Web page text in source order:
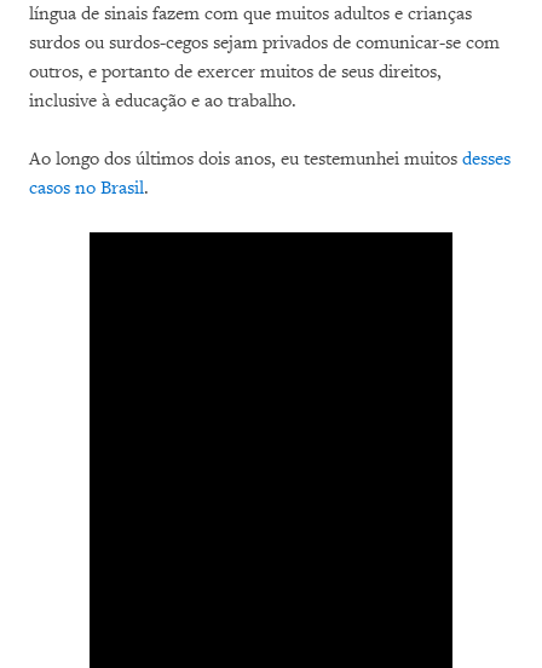
língua de sinais fazem com que muitos adultos e crianças
surdos ou surdos-cegos sejam privados de comunicar-se com
outros, e portanto de exercer muitos de seus direitos,
inclusive à educação e ao trabalho.
Ao longo dos últimos dois anos, eu testemunhei muitos desses
casos no Brasil.